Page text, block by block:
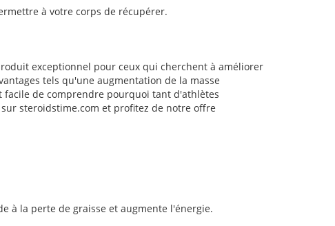
à votre corps de récupérer.
exceptionnel pour ceux qui cherchent à améliorer
tels qu'une augmentation de la masse
de comprendre pourquoi tant d'athlètes
steroidstime.com et profitez de notre offre
à la perte de graisse et augmente l'énergie.